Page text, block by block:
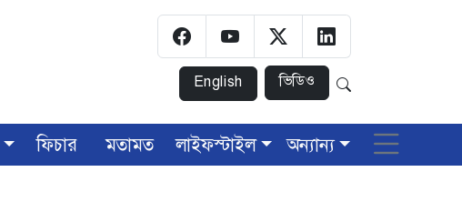
English ভিডিও
ফিচার মতামত লাইফস্টাইল অন্যান্য